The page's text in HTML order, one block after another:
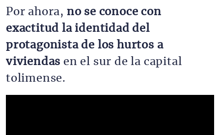
Por ahora, no se conoce con
exactitud la identidad del
protagonista de los hurtos a
viviendas en el sur de la capital
tolimense.